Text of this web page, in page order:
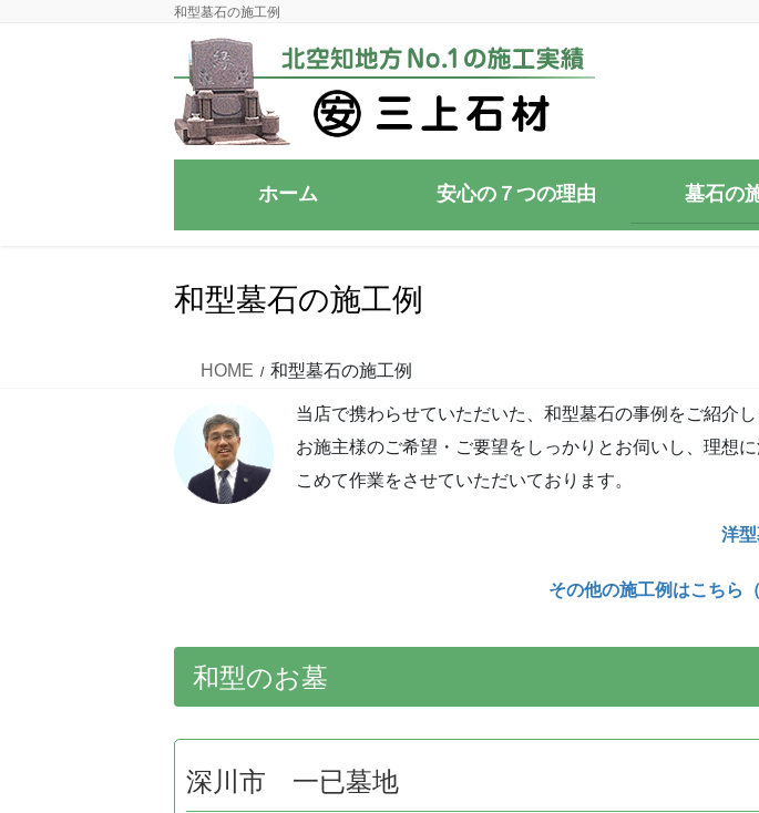
和型墓石の施工例
ホーム 安心の７つの理由 墓石の
和型墓石の施工例
HOME 和型墓石の施工例
当店で携わらせていただいた、和型墓石の事例をご紹介
お施主様のご希望・ご要望をしっかりとお伺いし、理想
こめて作業をさせていただいております。
洋
その他の施工例はこちら
和型のお墓
深川市 一已墓地